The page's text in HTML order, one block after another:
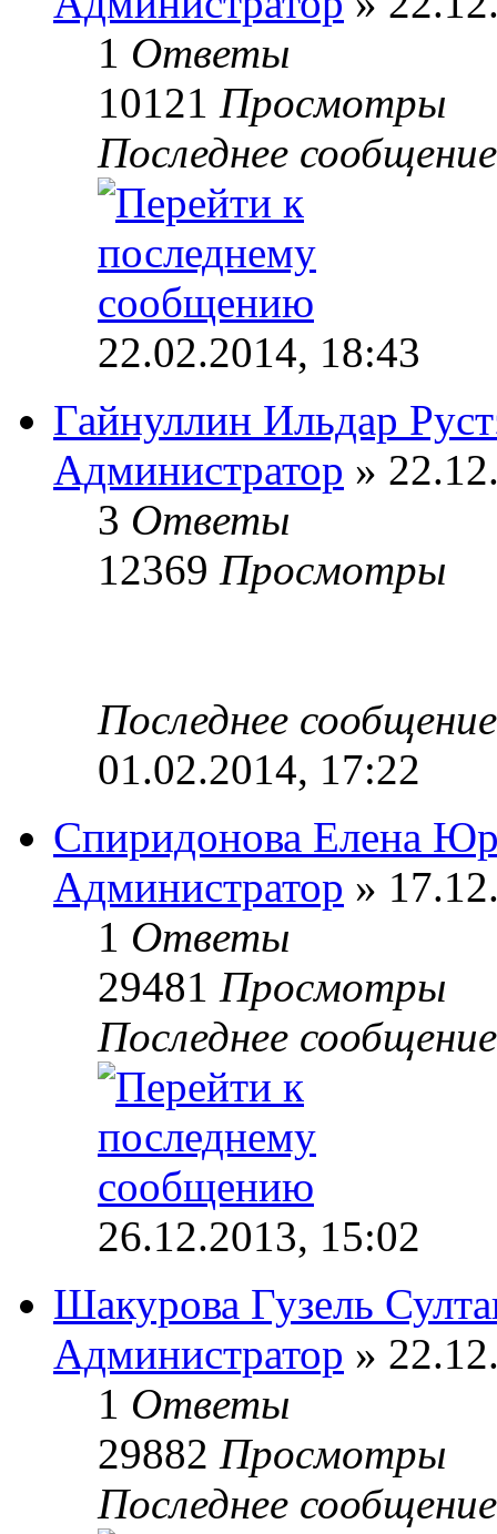
1 Ответы
10121 Просмотры
Последнее
22.02.2014, 18:43
Гайнуллин Ильдар
Администратор »
3 Ответы
12369 Просмотры
Последнее
01.02.2014, 17:22
Спиридонова Елена
Администратор »
1 Ответы
29481 Просмотры
Последнее
26.12.2013, 15:02
Шакурова Гузель
Администратор »
1 Ответы
29882 Просмотры
Последнее